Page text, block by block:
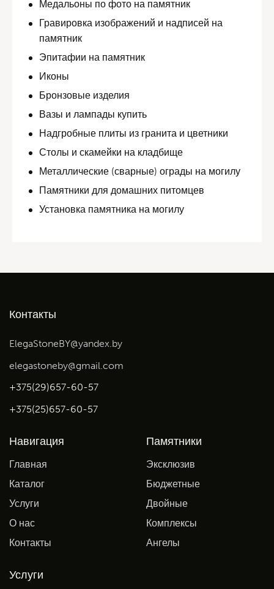
Медальоны по фото на памятник
Гравировка изображений и надписей на
памятник
Эпитафии на памятник
Иконы
Бронзовые изделия
Вазы и лампады купить
Надгробные плиты из гранита и цветники
Столы и скамейки на кладбище
Металлические (сварные) ограды на могилу
Памятники для домашних питомцев
Установка памятника на могилу
Контакты
ElegaStoneBY@yandex.by
elegastoneby@gmail.com
+375(29)657-60-57
+375(25)657-60-57
Навигация
Главная
Каталог
Услуги
О нас
Контакты
Памятники
Эксклюзив
Бюджетные
Двойные
Комплексы
Ангелы
Услуги